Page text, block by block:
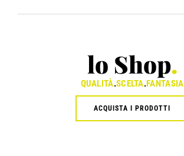
lo Shop.
QUALITÀ.SCELTA.FANTASIA
ACQUISTA I PRODOTTI